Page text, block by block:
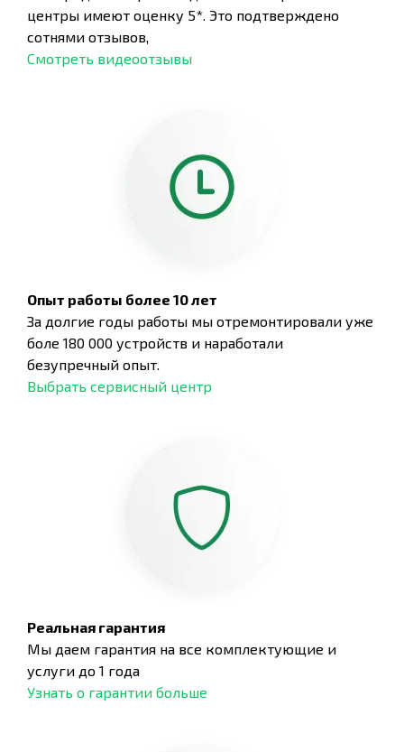
центры имеют оценку 5*. Это подтверждено
сотнями отзывов,
Смотреть видеоотзывы
Опыт работы более 10 лет
За долгие годы работы мы отремонтировали уже
боле 180 000 устройств и наработали
безупречный опыт.
Выбрать сервисный центр
Реальная гарантия
Мы даем гарантия на все комплектующие и
услуги до 1 года
Узнать о гарантии больше